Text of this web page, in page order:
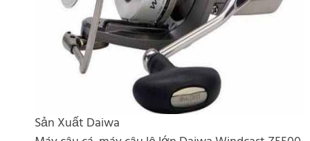
Sản Xuất Daiwa